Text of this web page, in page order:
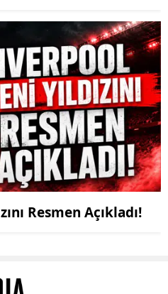
Resmen Açıkladı!